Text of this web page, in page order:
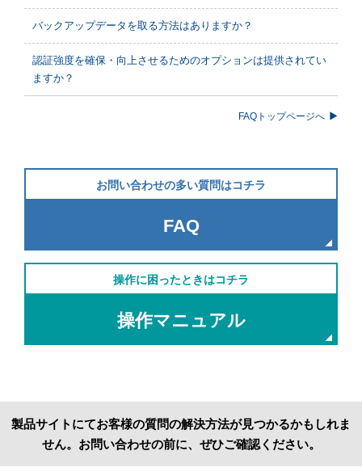
バックアップデータを取る方法はありますか？
認証強度を確保・向上させるためのオプションは提供されてい
ますか？
FAQトップページへ
お問い合わせの多い質問はコチラ
FAQ
操作に困ったときはコチラ
操作マニュアル
製品サイトにてお客様の質問の解決方法が見つかるかもしれま
せん。お問い合わせの前に、ぜひご確認ください。